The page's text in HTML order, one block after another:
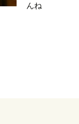
んね